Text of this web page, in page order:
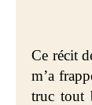
Ce récit
m’a
truc tout